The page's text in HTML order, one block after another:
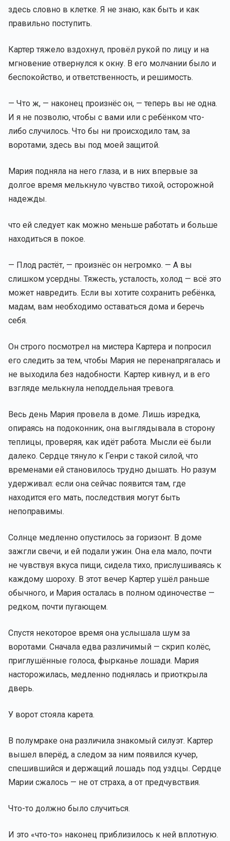
здесь словно в клетке. Я не знаю, как быть и как
правильно поступить.
Картер тяжело вздохнул, провёл рукой по лицу и на
мгновение отвернулся к окну. В его молчании было и
беспокойство, и ответственность, и решимость.
— Что ж, — наконец произнёс он, — теперь вы не одна.
И я не позволю, чтобы с вами или с ребёнком что-
либо случилось. Что бы ни происходило там, за
воротами, здесь вы под моей защитой.
Мария подняла на него глаза, и в них впервые за
долгое время мелькнуло чувство тихой, осторожной
надежды.
что ей следует как можно меньше работать и больше
находиться в покое.
— Плод растёт, — произнёс он негромко. — А вы
слишком усердны. Тяжесть, усталость, холод — всё это
может навредить. Если вы хотите сохранить ребёнка,
мадам, вам необходимо оставаться дома и беречь
себя.
Он строго посмотрел на мистера Картера и попросил
его следить за тем, чтобы Мария не перенапрягалась и
не выходила без надобности. Картер кивнул, и в его
взгляде мелькнула неподдельная тревога.
Весь день Мария провела в доме. Лишь изредка,
опираясь на подоконник, она выглядывала в сторону
теплицы, проверяя, как идёт работа. Мысли её были
далеко. Сердце тянуло к Генри с такой силой, что
временами ей становилось трудно дышать. Но разум
удерживал: если она сейчас появится там, где
находится его мать, последствия могут быть
непоправимы.
Солнце медленно опустилось за горизонт. В доме
зажгли свечи, и ей подали ужин. Она ела мало, почти
не чувствуя вкуса пищи, сидела тихо, прислушиваясь к
каждому шороху. В этот вечер Картер ушёл раньше
обычного, и Мария осталась в полном одиночестве —
редком, почти пугающем.
Спустя некоторое время она услышала шум за
воротами. Сначала едва различимый — скрип колёс,
приглушённые голоса, фырканье лошади. Мария
насторожилась, медленно поднялась и приоткрыла
дверь.
У ворот стояла карета.
В полумраке она различила знакомый силуэт. Картер
вышел вперёд, а следом за ним появился кучер,
спешившийся и держащий лошадь под уздцы. Сердце
Марии сжалось — не от страха, а от предчувствия.
Что-то должно было случиться.
И это «что-то» наконец приблизилось к ней вплотную.